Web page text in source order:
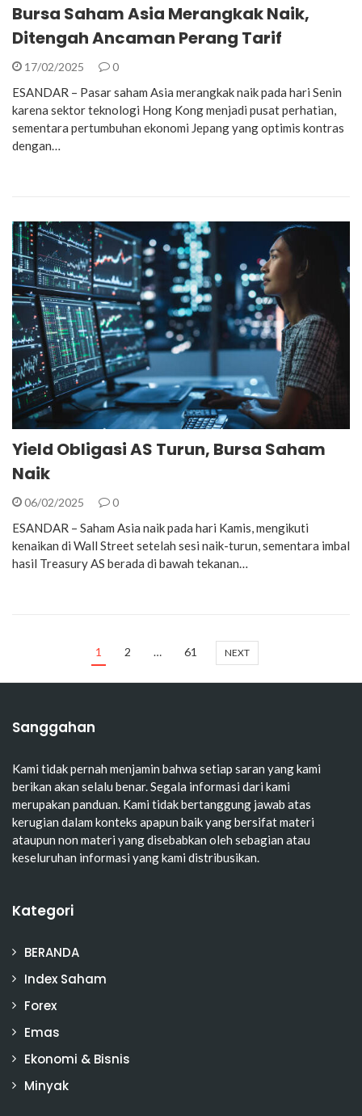
Bursa Saham Asia Merangkak Naik,
Ditengah Ancaman Perang Tarif
17/02/2025 0
ESANDAR – Pasar saham Asia merangkak naik pada hari Senin
karena sektor teknologi Hong Kong menjadi pusat perhatian,
sementara pertumbuhan ekonomi Jepang yang optimis kontras
dengan…
Yield Obligasi AS Turun, Bursa Saham
Naik
06/02/2025 0
ESANDAR – Saham Asia naik pada hari Kamis, mengikuti
kenaikan di Wall Street setelah sesi naik-turun, sementara imbal
hasil Treasury AS berada di bawah tekanan…
1 2 … 61 NEXT
Sanggahan
Kami tidak pernah menjamin bahwa setiap saran yang kami
berikan akan selalu benar. Segala informasi dari kami
merupakan panduan. Kami tidak bertanggung jawab atas
kerugian dalam konteks apapun baik yang bersifat materi
ataupun non materi yang disebabkan oleh sebagian atau
keseluruhan informasi yang kami distribusikan.
Kategori
BERANDA
Index Saham
Forex
Emas
Ekonomi & Bisnis
Minyak